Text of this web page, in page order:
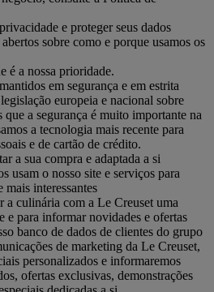
e proteger seus dados
sobre como e porque usamos os
é a nossa prioridade.
em segurança e em estrita
europeia e nacional sobre
que a segurança é muito importante na
a tecnologia mais recente para
e de cartão de crédito.
a sua compra e adaptada a si
usam o nosso site e serviços para
mais interessantes
a culinária com a Le Creuset uma
e para informar novidades e ofertas
banco de dados de clientes do grupo
de marketing da Le Creuset,
personalizados e informaremos
ofertas exclusivas, demonstrações